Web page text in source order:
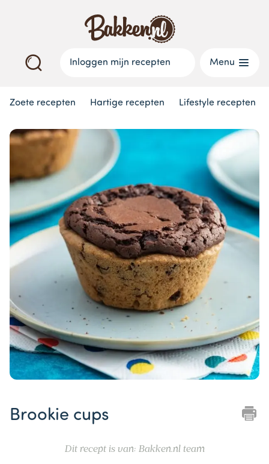
Inloggen mijn recepten Menu
Zoete recepten Hartige recepten Lifestyle recepten
Brookie cups
Dit recept is van: Bakken.nl team
of